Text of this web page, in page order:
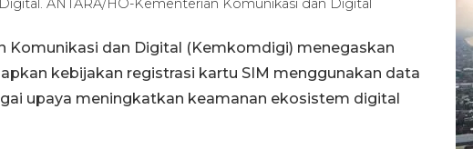
ANTARA/HO-Kementerian Komunikasi dan Digital
Komunikasi dan Digital (Kemkomdigi) menegaskan
kebijakan registrasi kartu SIM menggunakan data
upaya meningkatkan keamanan ekosistem digital